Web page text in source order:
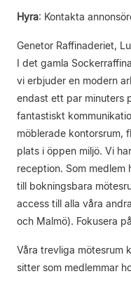
Hyra: Kontakta
Genetor Raffinaderiet,
I det gamla
vi erbjuder en modern
endast ett par minuters
fantastiskt
möblerade kontorsrum,
plats i öppen miljö. Vi
reception. Som
till bokningsbara
access till alla våra
och Malmö). Fokusera
Våra trevliga mötesrum
sitter som medlemmar